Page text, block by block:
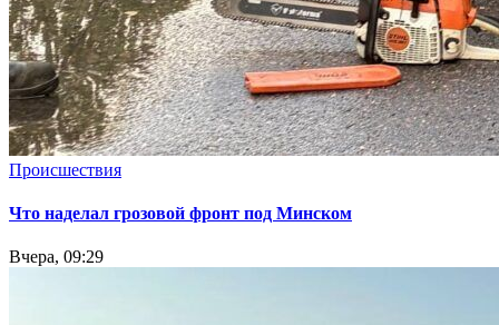
Происшествия
Что наделал грозовой фронт под Минском
Вчера, 09:29